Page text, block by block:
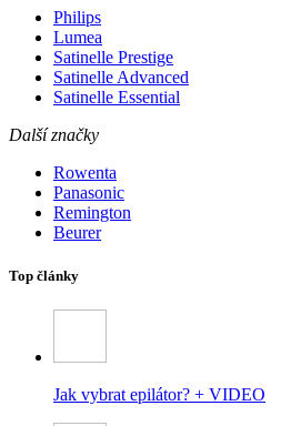
Philips
Lumea
Satinelle Prestige
Satinelle Advanced
Satinelle Essential
Další značky
Rowenta
Panasonic
Remington
Beurer
Top články
Jak vybrat epilátor? + VIDEO